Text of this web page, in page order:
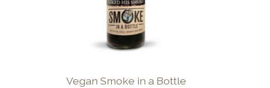
Vegan Smoke in a Bottle